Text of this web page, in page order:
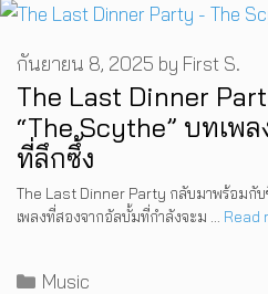
The Last Dinner
“The Scythe” บทเพ
ที่ลึกซึ้ง
กันยายน 8, 2025 by First S.
The Last Dinner Party กลับมาพร้อมกับ
เพลงที่สองจากอัลบั้มที่กำลังจะม … Read
Categories
Music